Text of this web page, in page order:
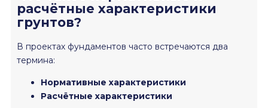
расчётные характеристики
грунтов?
В проектах фундаментов часто встречаются два
термина:
Нормативные характеристики
Расчётные характеристики